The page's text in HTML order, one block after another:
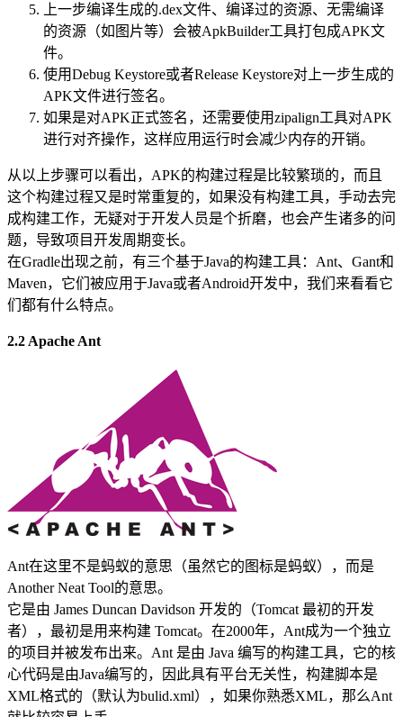
上一步编译生成的.dex文件、编译过的资源、无需编译
的资源（如图片等）会被ApkBuilder工具打包成APK文
件。
使用Debug Keystore或者Release Keystore对上一步生成的
APK文件进行签名。
如果是对APK正式签名，还需要使用zipalign工具对APK
进行对齐操作，这样应用运行时会减少内存的开销。
从以上步骤可以看出，APK的构建过程是比较繁琐的，而且
这个构建过程又是时常重复的，如果没有构建工具，手动去完
成构建工作，无疑对于开发人员是个折磨，也会产生诸多的问
题，导致项目开发周期变长。
在Gradle出现之前，有三个基于Java的构建工具：Ant、Gant和
Maven，它们被应用于Java或者Android开发中，我们来看看它
们都有什么特点。
2.2 Apache Ant
Ant在这里不是蚂蚁的意思（虽然它的图标是蚂蚁），而是
Another Neat Tool的意思。
它是由 James Duncan Davidson 开发的（Tomcat 最初的开发
者），最初是用来构建 Tomcat。在2000年，Ant成为一个独立
的项目并被发布出来。Ant 是由 Java 编写的构建工具，它的核
心代码是由Java编写的，因此具有平台无关性，构建脚本是
XML格式的（默认为bulid.xml），如果你熟悉XML，那么Ant